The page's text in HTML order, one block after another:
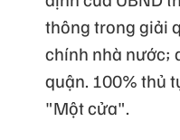
thông trong giải
chính nhà nước;
quận. 100% thủ
"Một cửa".